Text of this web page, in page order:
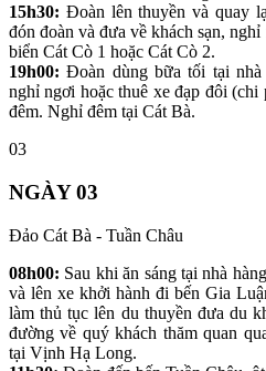
15h30: Đoàn lên thuyền và quay
đón đoàn và đưa về khách sạn,
biển Cát Cò 1 hoặc Cát Cò 2.
19h00: Đoàn dùng bữa tối tại
nghỉ ngơi hoặc thuê xe đạp đôi
đêm. Nghỉ đêm tại Cát Bà.
03
NGÀY 03
Đảo Cát Bà - Tuần Châu
08h00: Sau khi ăn sáng tại nhà
và lên xe khởi hành đi bến Gia
làm thủ tục lên du thuyền đưa du
đường về quý khách thăm quan
tại Vịnh Hạ Long.